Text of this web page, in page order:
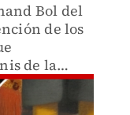
Bol del
de los
de la